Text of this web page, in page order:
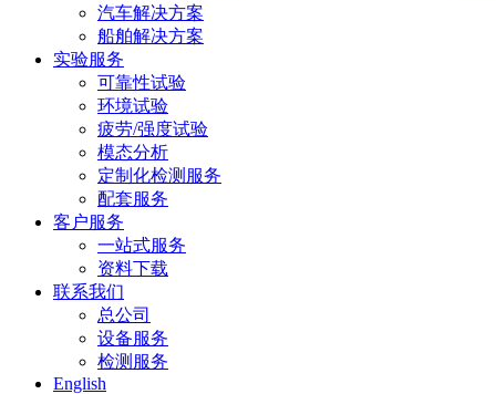
汽车解决方案
船舶解决方案
实验服务
可靠性试验
环境试验
疲劳/强度试验
模态分析
定制化检测服务
配套服务
客户服务
一站式服务
资料下载
联系我们
总公司
设备服务
检测服务
English